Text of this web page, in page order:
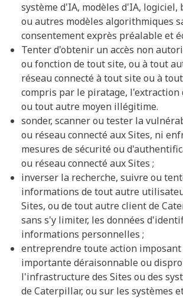
système d'IA, modèles d'IA, logiciel,
ou autres modèles algorithmiques
consentement exprès préalable et
Tenter d'obtenir un accès non
ou fonction de tout site, ou à tout
réseau connecté à tout site ou à
compris par le piratage, l'extraction
ou tout autre moyen illégitime.
sonder, scanner ou tester la
ou réseau connecté aux Sites, ni
mesures de sécurité ou
ou réseau connecté aux Sites ;
inverser la recherche, suivre ou
informations de tout autre
Sites, ou de tout autre client de
sans s'y limiter, les données
informations personnelles ;
entreprendre toute action imposant
importante déraisonnable ou
l'infrastructure des Sites ou des
de Caterpillar, ou sur les systèmes